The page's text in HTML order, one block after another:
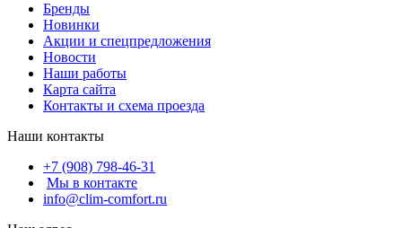
Бренды
Новинки
Акции и спецпредложения
Новости
Наши работы
Карта сайта
Контакты и схема проезда
Наши контакты
+7 (908) 798-46-31
Мы в контакте
info@clim-comfort.ru